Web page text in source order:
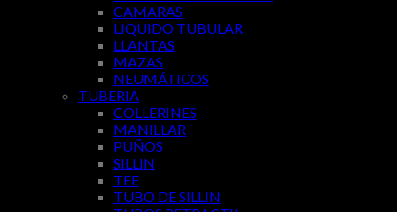
CAMARAS
LIQUIDO TUBULAR
LLANTAS
MAZAS
NEUMÁTICOS
TUBERIA
COLLERINES
MANILLAR
PUÑOS
SILLIN
TEE
TUBO DE SILLIN